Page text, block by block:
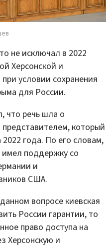
не исключал в 2022
Херсонской и
условии сохранения
для России.
что речь шла о
который
года. По его словам,
имел поддержку со
и
США.
вопросе киевская
России гарантии, то
право доступа на
Херсонскую и